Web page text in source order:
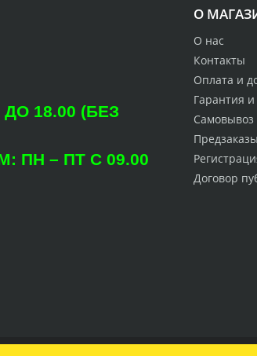
О
О нас
Контакты
Оплата и
Гарантия
Самовывоз
Предзаказы
Договор
18.00 (БЕЗ
ПН – ПТ С 09.00